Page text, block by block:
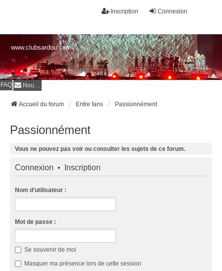
Connexion
Inscription
www.clubsardou.com
FAQ Nous contacter
Accueil du forum Entre fans Passionnément
Passionnément
Vous ne pouvez pas voir ou consulter les sujets de ce forum.
Connexion • Inscription
Nom d’utilisateur :
Mot de passe :
Se souvenir de moi
Masquer ma présence lors de cette session